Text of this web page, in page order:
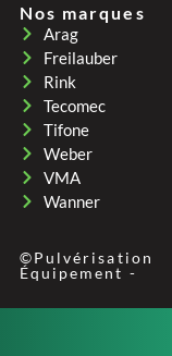
Nos marques
Arag
Freilauber
Rink
Tecomec
Tifone
Weber
VMA
Wanner
©Pulvérisation
Équipement -